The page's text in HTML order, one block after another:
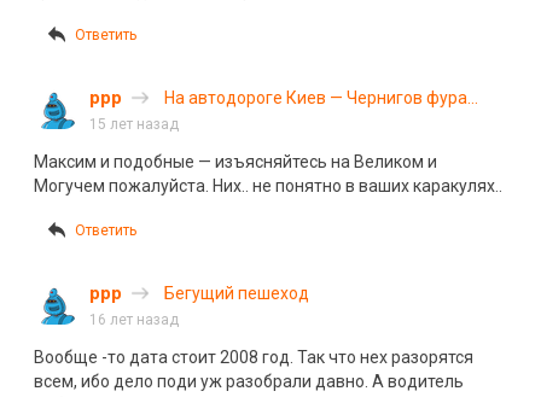
Ответить
ррр
На автодороге Киев — Чернигов фура
раздавила БМВ-740
15 лет назад
Максим и подобные — изъясняйтесь на Великом и
Могучем пожалуйста. Них.. не понятно в ваших каракулях..
Ответить
ррр Бегущий пешеход
16 лет назад
Вообще -то дата стоит 2008 год. Так что нех разорятся
всем, ибо дело поди уж разобрали давно. А водитель